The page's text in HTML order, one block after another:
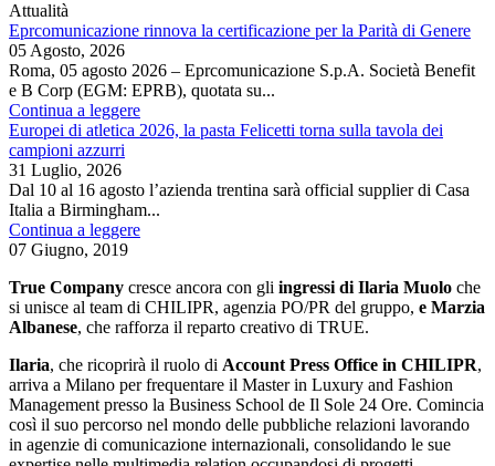
Attualità
Eprcomunicazione rinnova la certificazione per la Parità di Genere
05 Agosto, 2026
Roma, 05 agosto 2026 – Eprcomunicazione S.p.A. Società Benefit
e B Corp (EGM: EPRB), quotata su...
Continua a leggere
Europei di atletica 2026, la pasta Felicetti torna sulla tavola dei
campioni azzurri
31 Luglio, 2026
Dal 10 al 16 agosto l’azienda trentina sarà official supplier di Casa
Italia a Birmingham...
Continua a leggere
07 Giugno, 2019
True Company cresce ancora con gli ingressi di Ilaria Muolo che
si unisce al team di CHILIPR, agenzia PO/PR del gruppo, e Marzia
Albanese, che rafforza il reparto creativo di TRUE.
Ilaria, che ricoprirà il ruolo di Account Press Office in CHILIPR,
arriva a Milano per frequentare il Master in Luxury and Fashion
Management presso la Business School de Il Sole 24 Ore. Comincia
così il suo percorso nel mondo delle pubbliche relazioni lavorando
in agenzie di comunicazione internazionali, consolidando le sue